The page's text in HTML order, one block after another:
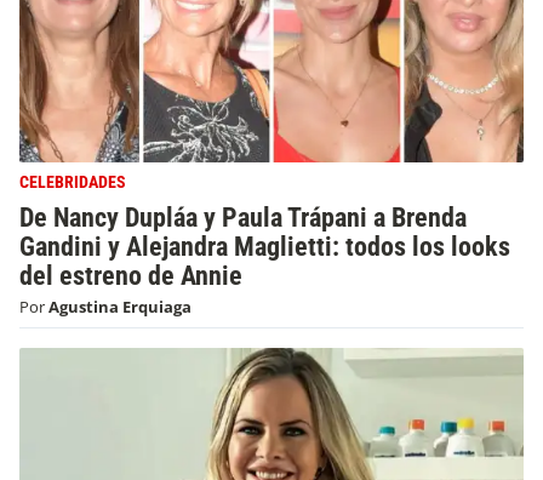
CELEBRIDADES
De Nancy Dupláa y Paula Trápani a Brenda
Gandini y Alejandra Maglietti: todos los looks
del estreno de Annie
PorAgustina Erquiaga